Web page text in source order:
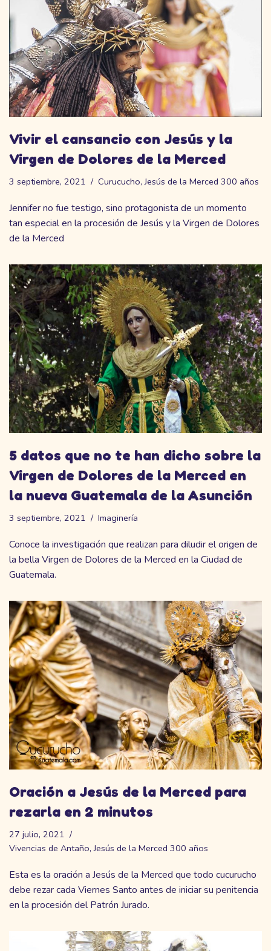
Vivir el cansancio con Jesús y la
Virgen de Dolores de la Merced
3 septiembre, 2021 Curucucho,Jesús de la Merced 300 años
Jennifer no fue testigo, sino protagonista de un momento
tan especial en la procesión de Jesús y la Virgen de Dolores
de la Merced
5 datos que no te han dicho sobre la
Virgen de Dolores de la Merced en
la nueva Guatemala de la Asunción
3 septiembre, 2021 Imaginería
Conoce la investigación que realizan para diludir el origen de
la bella Virgen de Dolores de la Merced en la Ciudad de
Guatemala.
Oración a Jesús de la Merced para
rezarla en 2 minutos
27 julio, 2021
Vivencias de Antaño,Jesús de la Merced 300 años
Esta es la oración a Jesús de la Merced que todo cucurucho
debe rezar cada Viernes Santo antes de iniciar su penitencia
en la procesión del Patrón Jurado.